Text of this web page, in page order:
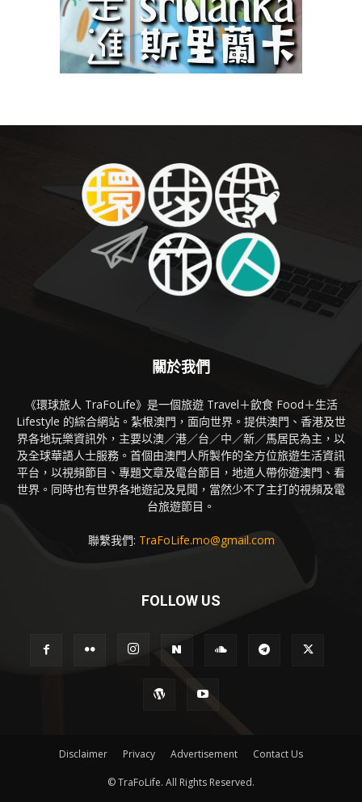
關於我們
《環球旅人 TraFoLife》是一個旅遊 Travel＋飲食 Food＋生活
Lifestyle 的綜合網站。紮根澳門，面向世界。提供澳門、香港及世
界各地玩樂資訊外，主要以澳／港／台／中／新／馬居民為主，以
及全球華語人士服務。首個由澳門人所製作的全方位旅遊生活資訊
平台，以視頻節目、專題文章及電台節目，地道人帶你遊澳門、看
世界。同時也有世界各地遊記及見聞，當然少不了主打的視頻及電
台旅遊節目。
聯繫我們: TraFoLife.mo@gmail.com
FOLLOW US
Disclaimer Privacy Advertisement Contact Us
© TraFoLife. All Rights Reserved.